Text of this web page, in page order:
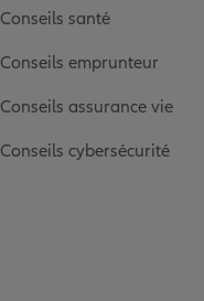
Conseils santé
Conseils emprunteur
Conseils assurance vie
Conseils cybersécurité